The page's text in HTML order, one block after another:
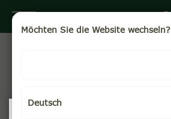
Möchten Sie die Website wechseln?
Deutsch